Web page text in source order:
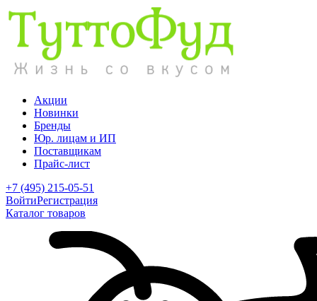
Акции
Новинки
Бренды
Юр. лицам и ИП
Поставщикам
Прайс-лист
+7 (495) 215-05-51
ВойтиРегистрация
Каталог товаров